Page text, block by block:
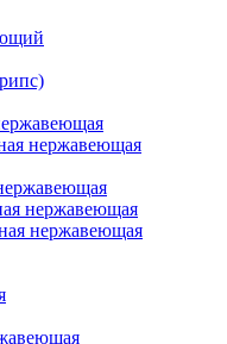
нержавеющая
нержавеющая
нержавеющая